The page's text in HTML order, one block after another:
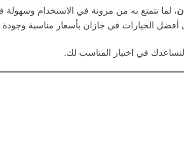
، لما تتمتع به من مرونة في الاستخدام
الخيارات في جازان بأسعار مناسبة وجودة
في اختيار المناسب لك.